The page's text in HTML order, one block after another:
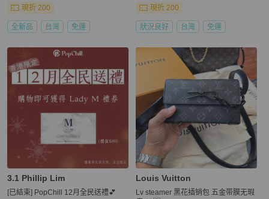
現折 200
全新品 台灣 免運
現折 200
狀況良好 台灣 免運
3.1 Phillip Lim
[已結束] PopChill 12月全民送禮💕
Louis Vuitton
Lv steamer 黑花插销包 五金带膜无瑕